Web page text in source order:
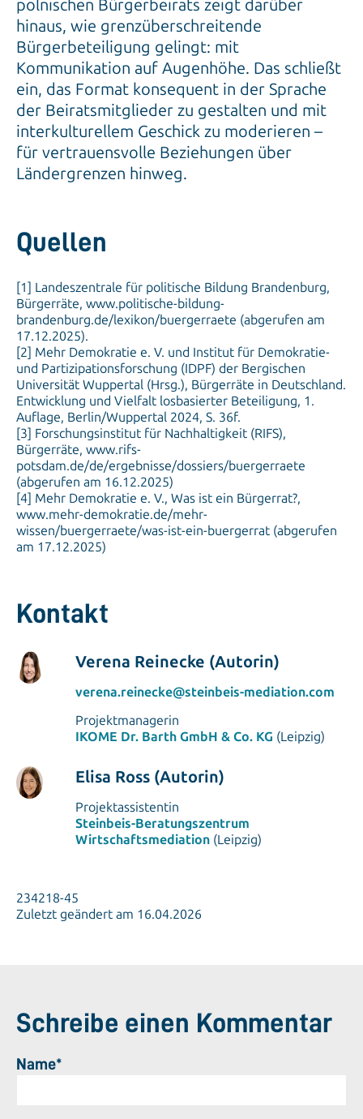
polnischen Bürgerbeirats zeigt darüber
hinaus, wie grenzüberschreitende
Bürgerbeteiligung gelingt: mit
Kommunikation auf Augenhöhe. Das schließt
ein, das Format konsequent in der Sprache
der Beiratsmitglieder zu gestalten und mit
interkulturellem Geschick zu moderieren –
für vertrauensvolle Beziehungen über
Ländergrenzen hinweg.
Quellen
[1] Landeszentrale für politische Bildung Brandenburg,
Bürgerräte, www.politische-bildung-
brandenburg.de/lexikon/buergerraete (abgerufen am
17.12.2025).
[2] Mehr Demokratie e. V. und Institut für Demokratie-
und Partizipationsforschung (IDPF) der Bergischen
Universität Wuppertal (Hrsg.), Bürgerräte in Deutschland.
Entwicklung und Vielfalt losbasierter Beteiligung, 1.
Auflage, Berlin/Wuppertal 2024, S. 36f.
[3] Forschungsinstitut für Nachhaltigkeit (RIFS),
Bürgerräte, www.rifs-
potsdam.de/de/ergebnisse/dossiers/buergerraete
(abgerufen am 16.12.2025)
[4] Mehr Demokratie e. V., Was ist ein Bürgerrat?,
www.mehr-demokratie.de/mehr-
wissen/buergerraete/was-ist-ein-buergerrat (abgerufen
am 17.12.2025)
Kontakt
Verena Reinecke (Autorin)
verena.reinecke@steinbeis-mediation.com
Projektmanagerin
IKOME Dr. Barth GmbH & Co. KG (Leipzig)
Elisa Ross (Autorin)
Projektassistentin
Steinbeis-Beratungszentrum
Wirtschaftsmediation(Leipzig)
234218-45
Zuletzt geändert am 16.04.2026
Schreibe einen Kommentar
Name*